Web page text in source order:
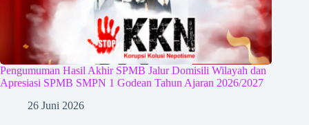
Pengumuman Hasil Akhir SPMB Jalur Domisili Wilayah dan
Apresiasi SPMB SMPN 1 Godean Tahun Ajaran 2026/2027
26 Juni 2026